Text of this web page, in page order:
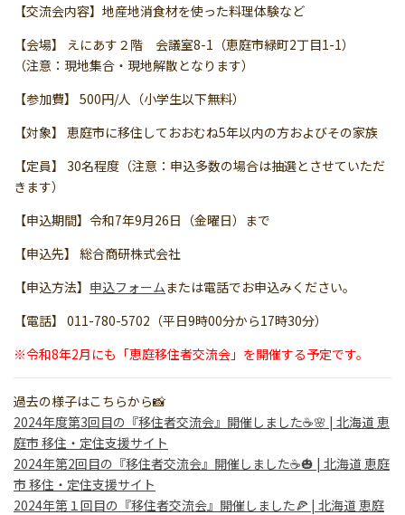
【交流会内容】地産地消食材を使った料理体験など
【会場】 えにあす２階 会議室8-1（恵庭市緑町2丁目1-1）
（注意：現地集合・現地解散となります）
【参加費】 500円/人（小学生以下無料）
【対象】 恵庭市に移住しておおむね5年以内の方およびその家族
【定員】 30名程度（注意：申込多数の場合は抽選とさせていただ
きます）
【申込期間】令和7年9月26日（金曜日）まで
【申込先】 総合商研株式会社
【申込方法】 申込フォームまたは電話でお申込みください。
【電話】 011-780-5702（平日9時00分から17時30分）
※令和8年2月にも「恵庭移住者交流会」を開催する予定です。
過去の様子はこちらから📸
2024年度第3回目の『移住者交流会』開催しました☕🌸 | 北海道 恵
庭市 移住・定住支援サイト
2024年第2回目の『移住者交流会』開催しました☕🎃 | 北海道 恵庭
市 移住・定住支援サイト
2024年第１回目の『移住者交流会』開催しました🍕 | 北海道 恵庭